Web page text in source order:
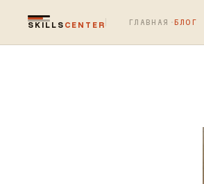
SKILLS CENTER ГЛАВНАЯ ·БЛОГ